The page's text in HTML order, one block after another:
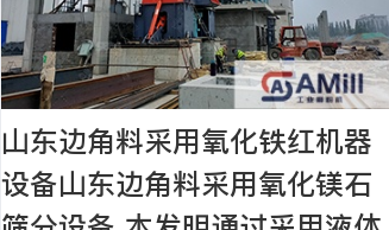
山东边角料采用氧化铁红机器
设备山东边角料采用氧化镁石